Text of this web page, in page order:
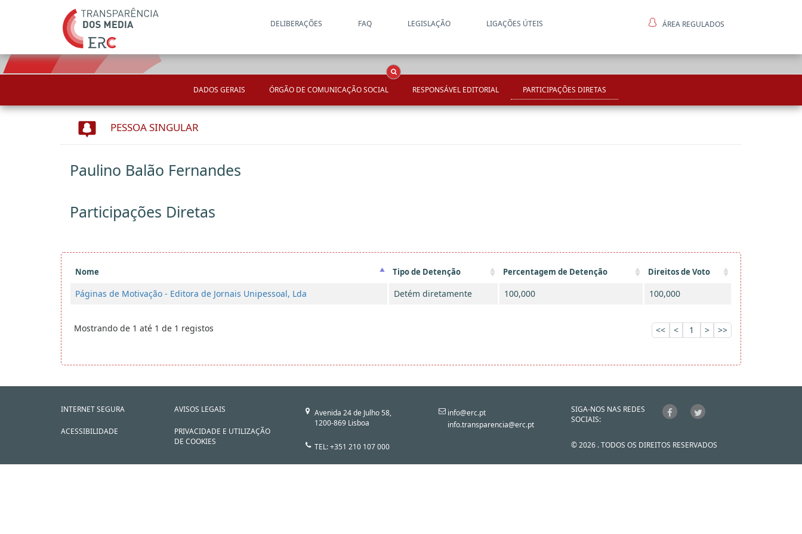
DELIBERAÇÕES FAQ LEGISLAÇÃO LIGAÇÕES ÚTEIS ÁREA REGULADOS
DADOS GERAIS ÓRGÃO DE COMUNICAÇÃO SOCIAL RESPONSÁVEL EDITORIAL PARTICIPAÇÕES DIRETAS
PESSOA SINGULAR
Paulino Balão Fernandes
Participações Diretas
Nome Tipo de Detenção Percentagem de Detenção Direitos de Voto
Páginas de Motivação - Editora de Jornais Unipessoal, Lda Detém diretamente 100,000 100,000
Mostrando de 1 até 1 de 1 registos << < 1 > >>
INTERNET SEGURA
ACESSIBILIDADE
AVISOS LEGAIS
PRIVACIDADE E UTILIZAÇÃO
DE COOKIES
Avenida 24 de Julho 58,
1200-869 Lisboa
TEL: +351 210 107 000
info@erc.pt
info.transparencia@erc.pt
SIGA-NOS NAS REDES
SOCIAIS:
© 2026 . TODOS OS DIREITOS RESERVADOS